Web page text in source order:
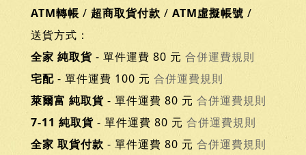
ATM轉帳 / 超商取貨付款 / ATM虛擬帳號 /
送貨方式：
全家 純取貨 - 單件運費 80 元 合併運費規則
宅配 - 單件運費 100 元 合併運費規則
萊爾富 純取貨 - 單件運費 80 元 合併運費規則
7-11 純取貨 - 單件運費 80 元 合併運費規則
全家 取貨付款 - 單件運費 80 元 合併運費規則